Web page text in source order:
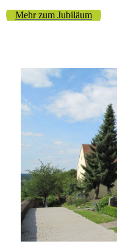
Mehr zum Jubiläum